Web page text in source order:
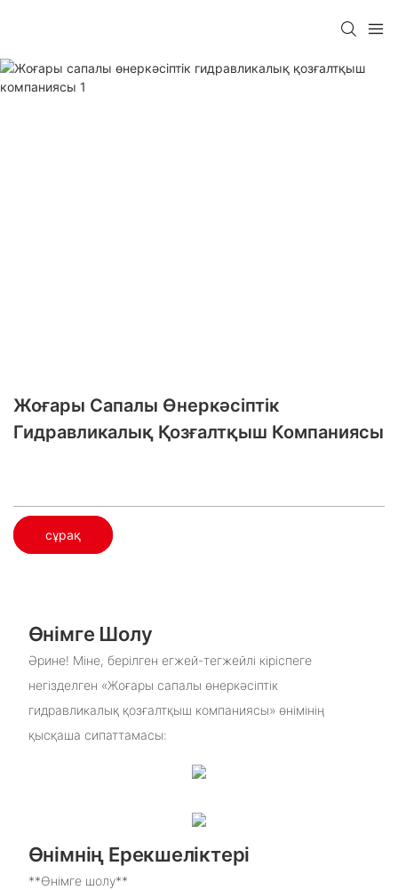
Жоғары Сапалы Өнеркәсіптік
Гидравликалық Қозғалтқыш Компаниясы
сұрақ
Өнімге Шолу
Әрине! Міне, берілген егжей-тегжейлі кіріспеге
негізделген «Жоғары сапалы өнеркәсіптік
гидравликалық қозғалтқыш компаниясы» өнімінің
қысқаша сипаттамасы:
Өнімнің Ерекшеліктері
**Өнімге шолу**